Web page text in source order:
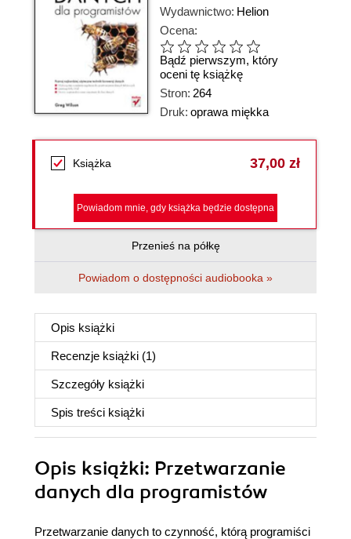
Wydawnictwo: Helion
Ocena:
Bądź pierwszym, który
oceni tę książkę
Stron: 264
Druk: oprawa miękka
Książka 37,00 zł
Powiadom mnie, gdy książka będzie dostępna
Przenieś na półkę
Powiadom o dostępności audiobooka »
Opis książki
Recenzje książki (1)
Szczegóły książki
Spis treści książki
Opis książki: Przetwarzanie
danych dla programistów
Przetwarzanie danych to czynność, którą programiści